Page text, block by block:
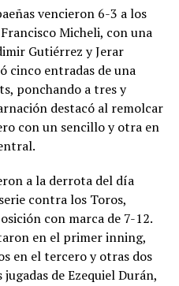
vencieron 6-3 a los
Micheli, con una
Gutiérrez y Jerar
cinco entradas de una
ponchando a tres y
destacó al remolcar
con un sencillo y otra en
a la derrota del día
contra los Toros,
con marca de 7-12.
en el primer inning,
en el tercero y otras dos
de Ezequiel Durán,